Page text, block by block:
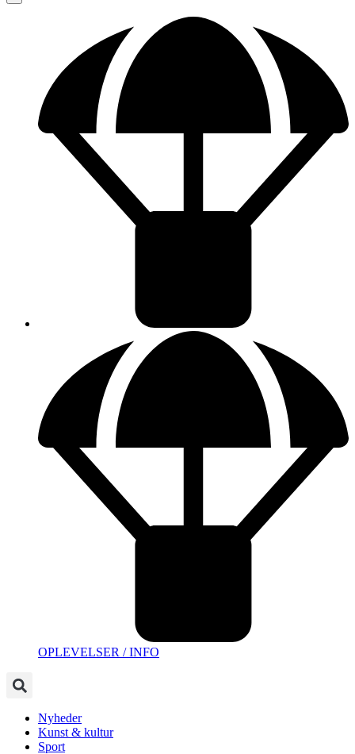
OPLEVELSER / INFO
Nyheder
Kunst & kultur
Sport